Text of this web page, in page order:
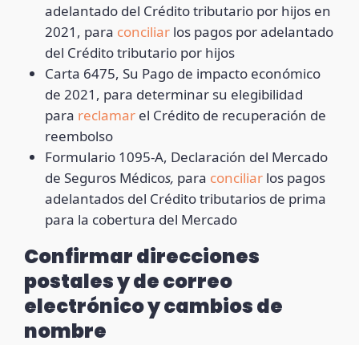
adelantado del Crédito tributario por hijos en
2021, para conciliar los pagos por adelantado
del Crédito tributario por hijos
Carta 6475, Su Pago de impacto económico
de 2021, para determinar su elegibilidad
para reclamar el Crédito de recuperación de
reembolso
Formulario 1095-A, Declaración del Mercado
de Seguros Médicos, para conciliar los pagos
adelantados del Crédito tributarios de prima
para la cobertura del Mercado
Confirmar direcciones
postales y de correo
electrónico y cambios de
nombre